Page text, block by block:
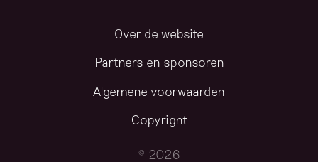
Over de website
Partners en sponsoren
Algemene voorwaarden
Copyright
© 2026